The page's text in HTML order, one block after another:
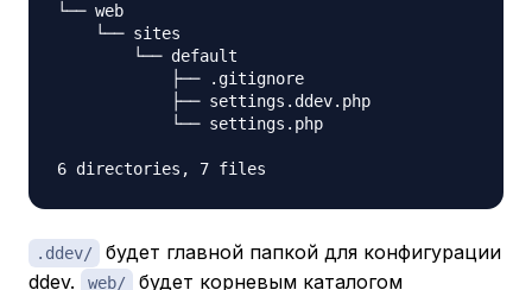
└── web
    └── sites
        └── default
            ├── .gitignore
            ├── settings.ddev.php
            └── settings.php
.ddev/
будет главной папкой для конфигурации
ddev.
web/
будет корневым каталогом